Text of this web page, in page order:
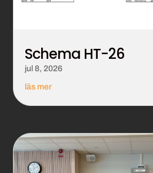
Schema HT-26
jul 8, 2026
läs mer